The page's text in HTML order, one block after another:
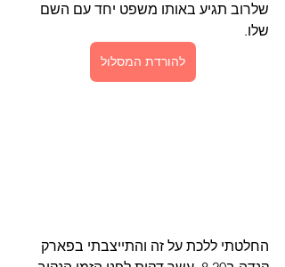
שלרוב תגיע באותו משפט יחד עם השם
שלו.
להורדת המסלול
החלטתי ללכת על זה והתייצבתי בפארק